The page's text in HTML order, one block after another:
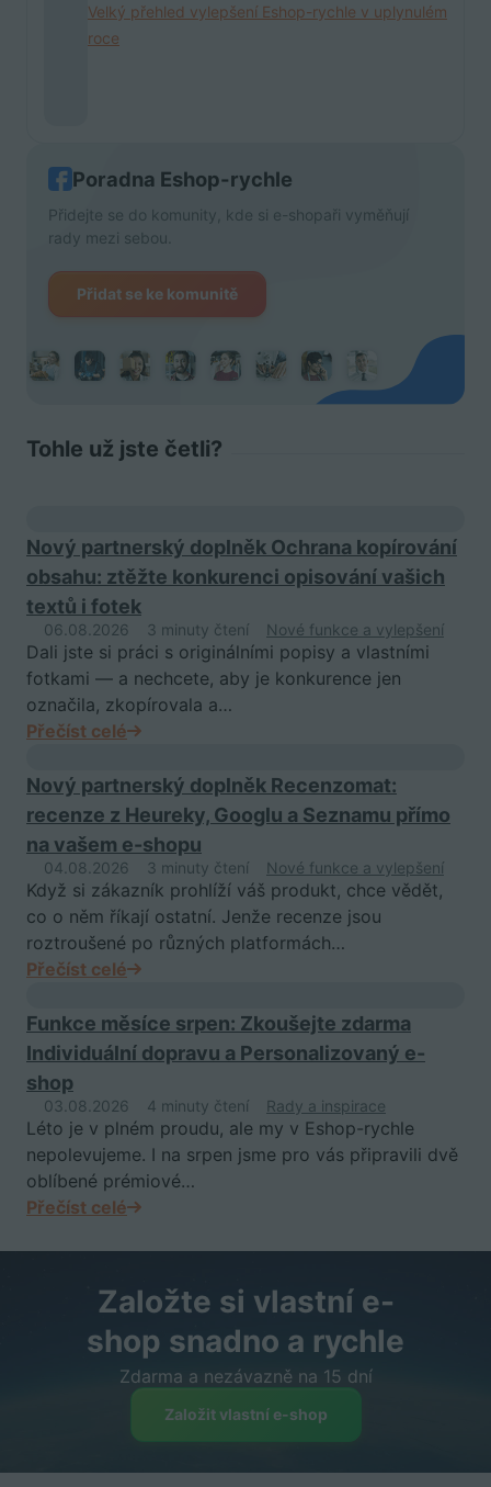
Velký přehled vylepšení Eshop-rychle v uplynulém
roce
Poradna Eshop-rychle
Přidejte se do komunity, kde si e-shopaři vyměňují
rady mezi sebou.
Přidat se ke komunitě
Tohle už jste četli?
Nový partnerský doplněk Ochrana kopírování
obsahu: ztěžte konkurenci opisování vašich
textů i fotek
06.08.2026 3 minuty čtení Nové funkce a vylepšení
Dali jste si práci s originálními popisy a vlastními
fotkami — a nechcete, aby je konkurence jen
označila, zkopírovala a…
Přečíst celé
Nový partnerský doplněk Recenzomat:
recenze z Heureky, Googlu a Seznamu přímo
na vašem e-shopu
04.08.2026 3 minuty čtení Nové funkce a vylepšení
Když si zákazník prohlíží váš produkt, chce vědět,
co o něm říkají ostatní. Jenže recenze jsou
roztroušené po různých platformách…
Přečíst celé
Funkce měsíce srpen: Zkoušejte zdarma
Individuální dopravu a Personalizovaný e-
shop
03.08.2026 4 minuty čtení Rady a inspirace
Léto je v plném proudu, ale my v Eshop-rychle
nepolevujeme. I na srpen jsme pro vás připravili dvě
oblíbené prémiové…
Přečíst celé
Založte si vlastní e-
shop snadno a rychle
Zdarma a nezávazně na 15 dní
Založit vlastní e-shop